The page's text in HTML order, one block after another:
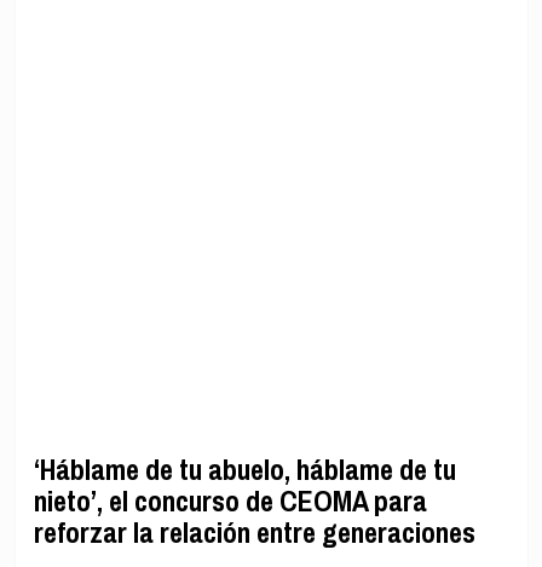
‘Háblame de tu abuelo, háblame de tu
nieto’, el concurso de CEOMA para
reforzar la relación entre generaciones